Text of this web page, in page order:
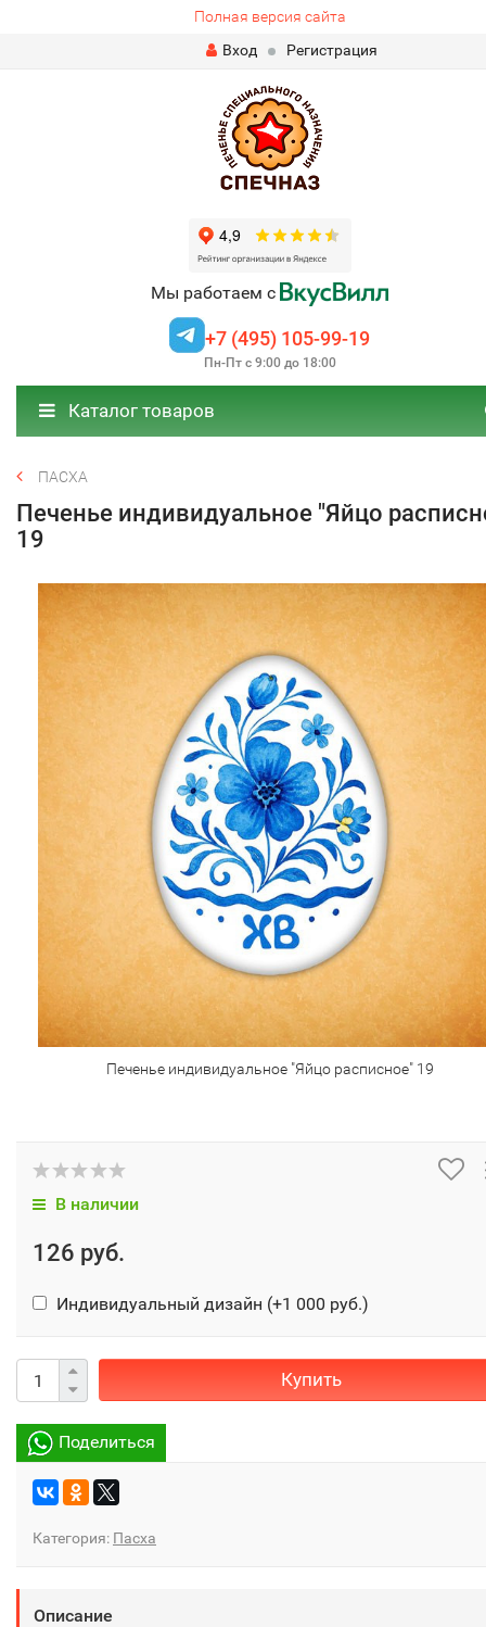
Полная версия сайта
Вход
Регистрация
Мы работаем с
+7 (495) 105-99-19
Пн-Пт с 9:00 до 18:00
Каталог товаров
ПАСХА
Печенье индивидуальное "Яйцо
19
Печенье индивидуальное "Яйцо расписное" 19
В наличии
126 руб.
Индивидуальный дизайн (+1 000 руб.)
Купить
Поделиться
Категория: Пасха
Описание